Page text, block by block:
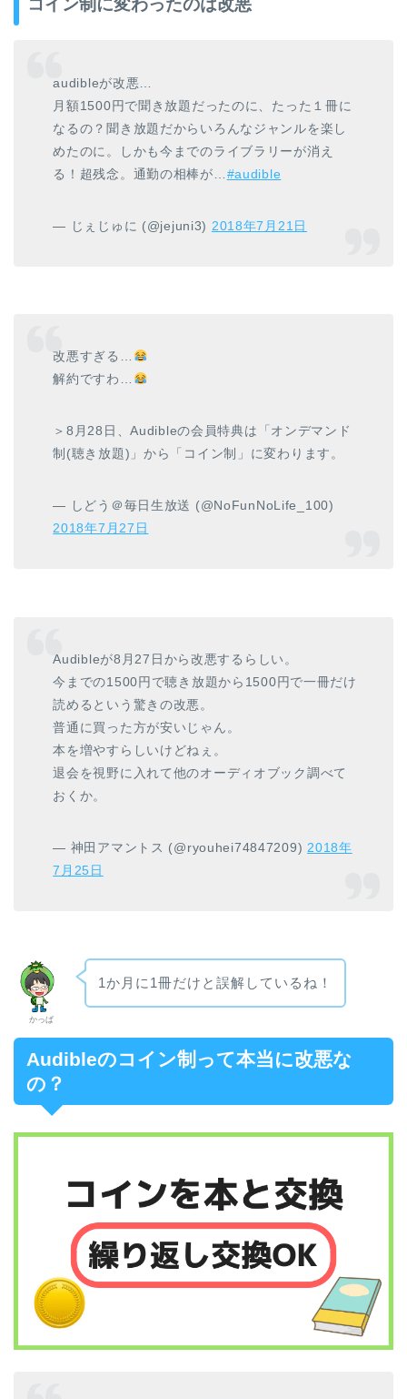
コイン制に変わったのは改悪
audibleが改悪…
月額1500円で聞き放題だったのに、たった１冊に
なるの？聞き放題だからいろんなジャンルを楽し
めたのに。しかも今までのライブラリーが消え
る！超残念。通勤の相棒が… #audible
— じぇじゅに (@jejuni3) 2018年7月21日
改悪すぎる…
解約ですわ…
＞8月28日、Audibleの会員特典は「オンデマンド
制(聴き放題)」から「コイン制」に変わります。
— しどう＠毎日生放送 (@NoFunNoLife_100)
2018年7月27日
Audibleが8月27日から改悪するらしい。
今までの1500円で聴き放題から1500円で一冊だけ
読めるという驚きの改悪。
普通に買った方が安いじゃん。
本を増やすらしいけどねぇ。
退会を視野に入れて他のオーディオブック調べて
おくか。
— 神田アマントス (@ryouhei74847209) 2018年
7月25日
かっぱ
1か月に1冊だけと誤解しているね！
Audibleのコイン制って本当に改悪な
の？